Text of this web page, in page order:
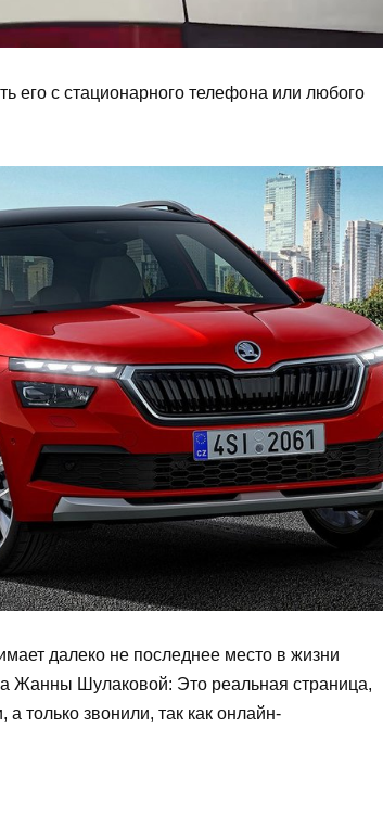
его с стационарного телефона или любого
далеко не последнее место в жизни
Жанны Шулаковой: Это реальная страница,
только звонили, так как онлайн-